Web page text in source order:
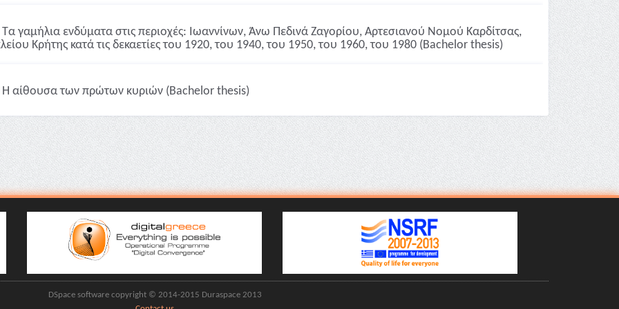
γαμήλια ενδύματα στις περιοχές: Ιωαννίνων, Άνω Πεδινά Ζαγορίου, Αρτεσιανού Νομού Καρδίτσας,
Κρήτης κατά τις δεκαετίες του 1920, του 1940, του 1950, του 1960, του 1980 (Bachelor thesis)
αίθουσα των πρώτων κυριών (Bachelor thesis)
DSpace software copyright © 2014-2015 Duraspace 2013